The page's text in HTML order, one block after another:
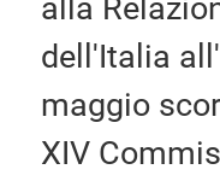
alla
dell'Italia
maggio
XIV